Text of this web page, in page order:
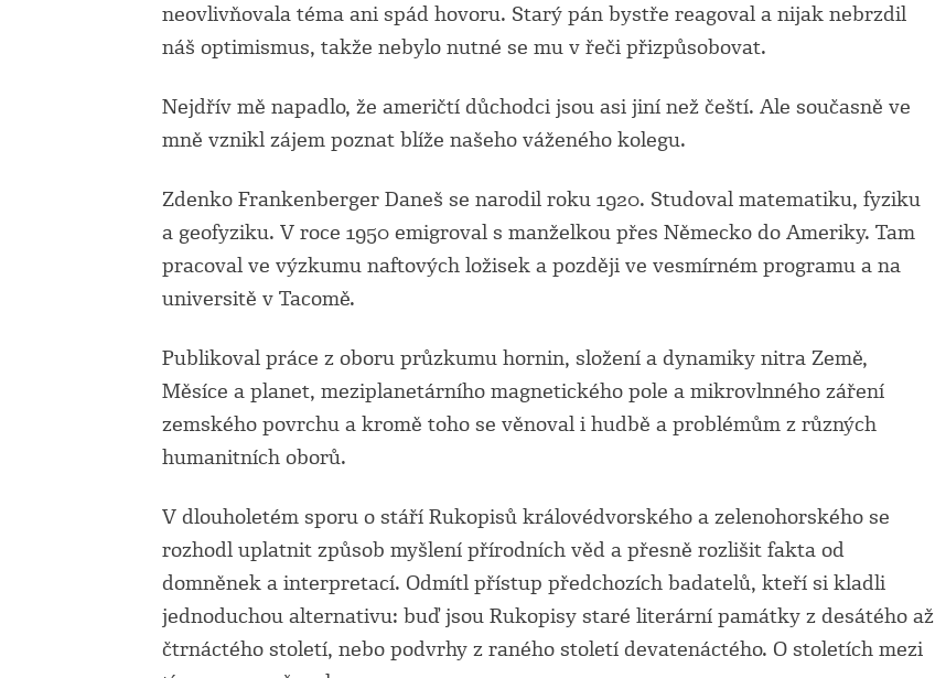
neovlivňovala téma ani spád hovoru. Starý pán bystře reagoval a nijak nebrzdil
náš optimismus, takže nebylo nutné se mu v řeči přizpůsobovat.
Nejdřív mě napadlo, že američtí důchodci jsou asi jiní než čeští. Ale současně ve
mně vznikl zájem poznat blíže našeho váženého kolegu.
Zdenko Frankenberger Daneš se narodil roku 1920. Studoval matematiku, fyziku
a geofyziku. V roce 1950 emigroval s manželkou přes Německo do Ameriky. Tam
pracoval ve výzkumu naftových ložisek a později ve vesmírném programu a na
universitě v Tacomě.
Publikoval práce z oboru průzkumu hornin, složení a dynamiky nitra Země,
Měsíce a planet, meziplanetárního magnetického pole a mikrovlnného záření
zemského povrchu a kromě toho se věnoval i hudbě a problémům z různých
humanitních oborů.
V dlouholetém sporu o stáří Rukopisů královédvorského a zelenohorského se
rozhodl uplatnit způsob myšlení přírodních věd a přesně rozlišit fakta od
domněnek a interpretací. Odmítl přístup předchozích badatelů, kteří si kladli
jednoduchou alternativu: buď jsou Rukopisy staré literární památky z desátého až
čtrnáctého století, nebo podvrhy z raného století devatenáctého. O stoletích mezi